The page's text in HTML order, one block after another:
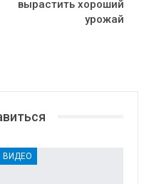
вырастить хороший
урожай
ВИДЕО